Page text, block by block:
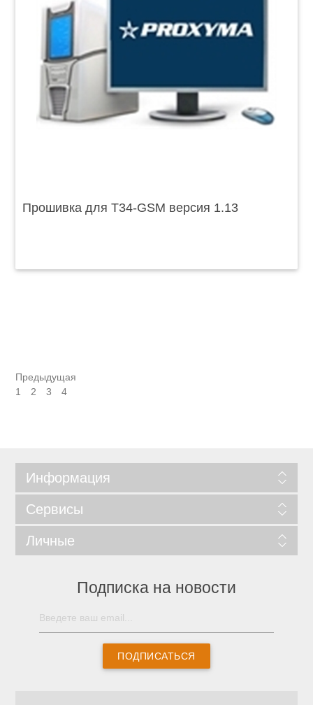
Прошивка для T34-GSM версия 1.13
Предыдущая
1
2 3 4
Информация
Сервисы
Личные
Подписка на новости
ПОДПИСАТЬСЯ